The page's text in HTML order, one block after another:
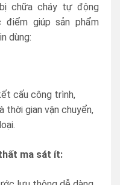
chữa cháy tự động
điểm giúp sản phẩm
dùng:
cấu công trình,
thời gian vận chuyển,
ma sát ít: